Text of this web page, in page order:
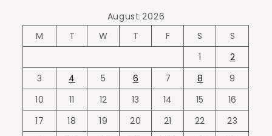
August 2026
M
T W T F S
S
1
2
3
4 5 6 7 8
9
10
11 12 13 14 15
16
17
18 19 20 21 22
23